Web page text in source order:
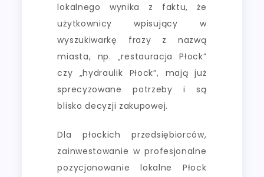
lokalnego wynika z faktu, że
użytkownicy wpisujący w
wyszukiwarkę frazy z nazwą
miasta, np. „restauracja Płock”
czy „hydraulik Płock”, mają już
sprecyzowane potrzeby i są
blisko decyzji zakupowej.
Dla płockich przedsiębiorców,
zainwestowanie w profesjonalne
pozycjonowanie lokalne Płock